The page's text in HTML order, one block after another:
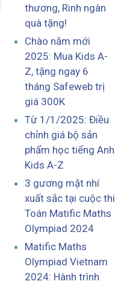
thương, Rinh ngàn
quà tặng!
Chào năm mới
2025: Mua Kids A-
Z, tặng ngay 6
tháng Safeweb trị
giá 300K
Từ 1/1/2025: Điều
chỉnh giá bộ sản
phẩm học tiếng Anh
Kids A-Z
3 gương mặt nhí
xuất sắc tại cuộc thi
Toán Matific Maths
Olympiad 2024
Matific Maths
Olympiad Vietnam
2024: Hành trình